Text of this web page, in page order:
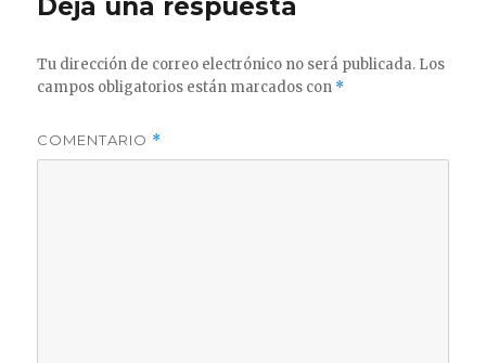
Deja una respuesta
Tu dirección de correo electrónico no será publicada. Los
campos obligatorios están marcados con *
COMENTARIO *